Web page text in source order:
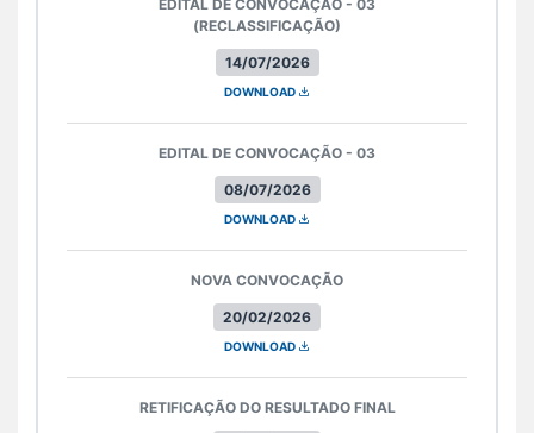
14/07/2026
EDITAL DE CONVOCAÇÃO - 03
(RECLASSIFICAÇÃO)
DOWNLOAD
08/07/2026
EDITAL DE CONVOCAÇÃO - 03
DOWNLOAD
20/02/2026
NOVA CONVOCAÇÃO
DOWNLOAD
RETIFICAÇÃO DO RESULTADO FINAL